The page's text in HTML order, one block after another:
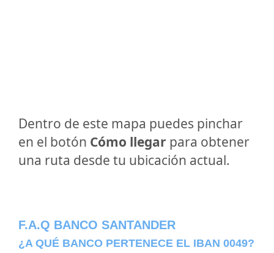
Dentro de este mapa puedes pinchar
en el botón Cómo llegar para obtener
una ruta desde tu ubicación actual.
F.A.Q BANCO SANTANDER
¿A QUÉ BANCO PERTENECE EL IBAN 0049?